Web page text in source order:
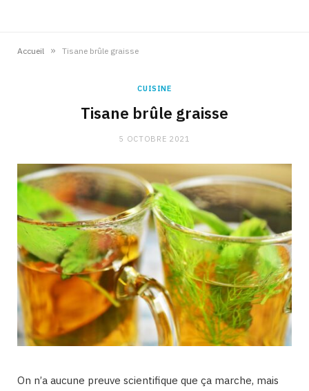
Accueil » Tisane brûle graisse
CUISINE
Tisane brûle graisse
5 OCTOBRE 2021
On n’a aucune preuve scientifique que ça marche, mais